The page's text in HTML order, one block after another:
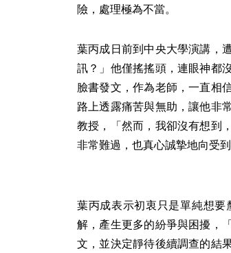
險，處理極為不當。
葉丙成日前到中央大學演講，
訊？」他僅搖搖頭，連眼神都
臉書發文，作為老師，一直相
路上透露痛苦與無助，讓他非
教授，「然而，我卻沒有想到
非常難過，也真心誠摯地向受
葉丙成表示初衷只是單純想
解，產生更多的紛爭與困擾，
文，並決定靜待後續調查的結